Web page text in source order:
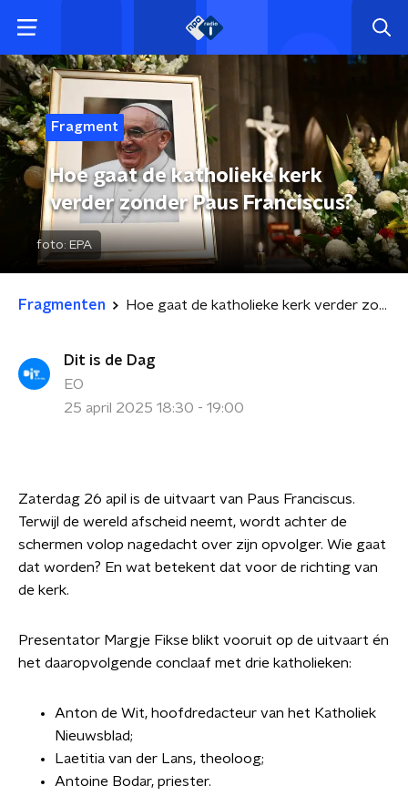
Fragment
Hoe gaat de katholieke kerk
verder zonder Paus Franciscus?
foto: EPA
Fragmenten Hoe gaat de katholieke kerk verder zonder Paus Franciscus?
Dit is de Dag
EO
25 april 2025 18:30 - 19:00
Zaterdag 26 apil is de uitvaart van Paus Franciscus.
Terwijl de wereld afscheid neemt, wordt achter de
schermen volop nagedacht over zijn opvolger. Wie gaat
dat worden? En wat betekent dat voor de richting van
de kerk.
Presentator Margje Fikse blikt vooruit op de uitvaart én
het daaropvolgende conclaaf met drie katholieken:
Anton de Wit, hoofdredacteur van het Katholiek
Nieuwsblad;
Laetitia van der Lans, theoloog;
Antoine Bodar, priester.